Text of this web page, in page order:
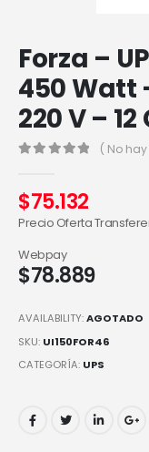
Forza –
450 Watt
220 V –
( No
$75.132
Precio Oferta
$78.889
Webpay
AVAILABILITY:AGOTADO
SKU: UI150FOR46
CATEGORÍA: UPS